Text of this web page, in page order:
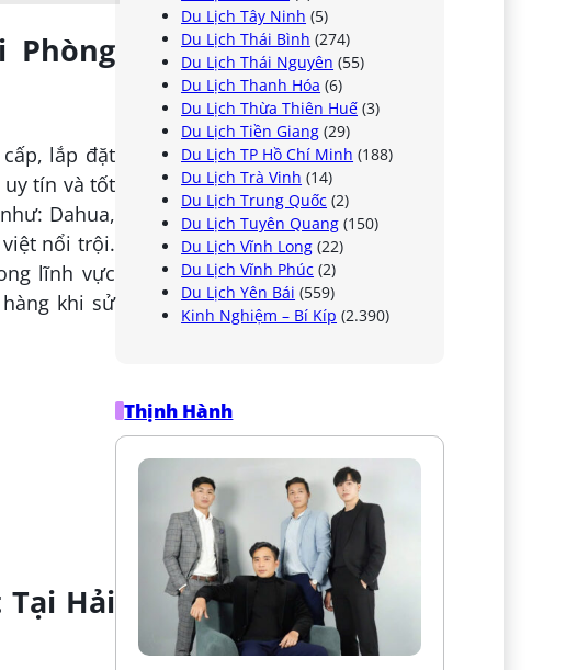
Phòng
lắp đặt
uy tín và tốt
Dahua,
nổi trội.
lĩnh vực
khi sử
Tại Hải
Du Lịch Tây Ninh (5)
Du Lịch Thái Bình (274)
Du Lịch Thái Nguyên (55)
Du Lịch Thanh Hóa (6)
Du Lịch Thừa Thiên Huế (3)
Du Lịch Tiền Giang (29)
Du Lịch TP Hồ Chí Minh (188)
Du Lịch Trà Vinh (14)
Du Lịch Trung Quốc (2)
Du Lịch Tuyên Quang (150)
Du Lịch Vĩnh Long (22)
Du Lịch Vĩnh Phúc (2)
Du Lịch Yên Bái (559)
Kinh Nghiệm – Bí Kíp (2.390)
Thịnh Hành